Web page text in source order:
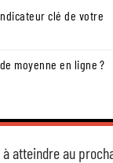
clé de votre
moyenne en ligne ?
atteindre au